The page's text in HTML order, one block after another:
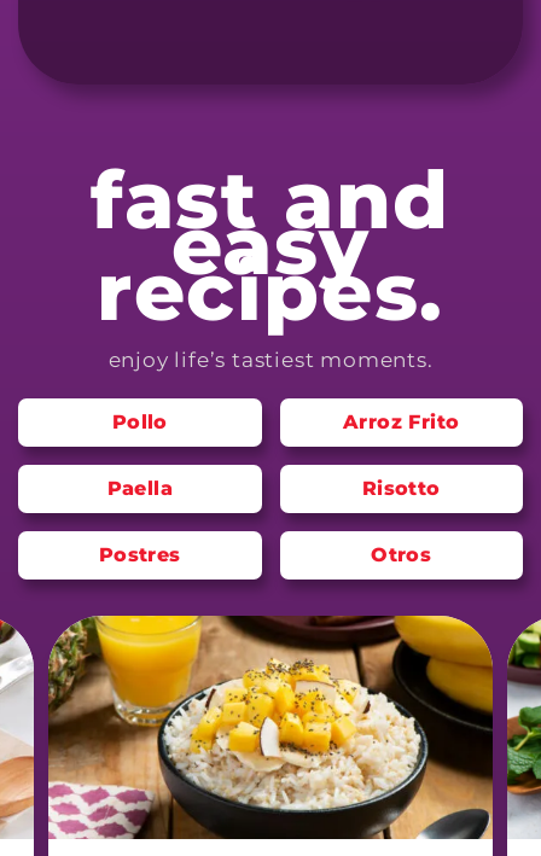
fast and
easy
recipes.
enjoy life’s tastiest moments.
Pollo Arroz Frito
Paella Risotto
Postres Otros